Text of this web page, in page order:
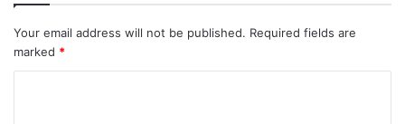
Your email address will not be published. Required fields are
marked *